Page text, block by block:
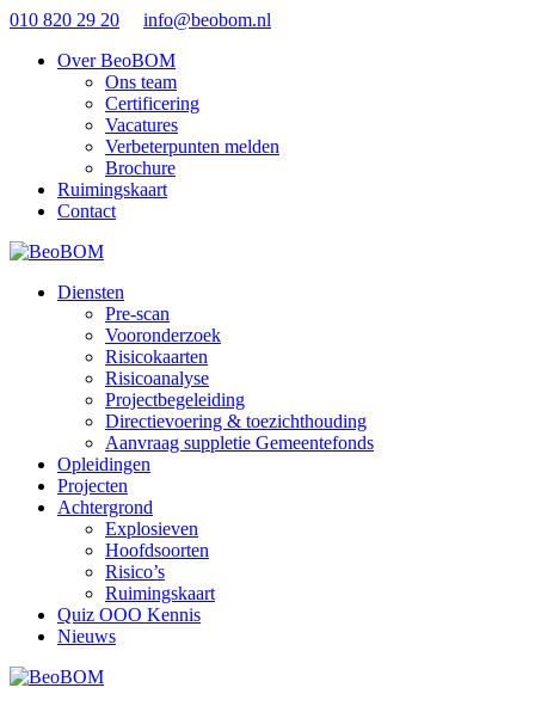
010 820 29 20
info@beobom.nl
Over BeoBOM
Ons team
Certificering
Vacatures
Verbeterpunten melden
Brochure
Ruimingskaart
Contact
Diensten
Pre-scan
Vooronderzoek
Risicokaarten
Risicoanalyse
Projectbegeleiding
Directievoering & toezichthouding
Aanvraag suppletie Gemeentefonds
Opleidingen
Projecten
Achtergrond
Explosieven
Hoofdsoorten
Risico’s
Ruimingskaart
Quiz OOO Kennis
Nieuws